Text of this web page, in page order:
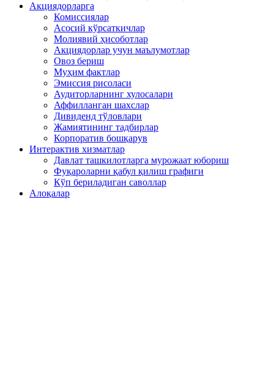
Акциядорларга
Комиссиялар
Асосий кўрсаткичлар
Молиявий ҳисоботлар
Акциядорлар учун маълумотлар
Овоз бериш
Муҳим фактлар
Эмиссия рисоласи
Аудиторларнинг хулосалари
Аффилланган шахслар
Дивиденд тўловлари
Жамиятининг тадбирлар
Корпоратив бошқарув
Интерактив хизматлар
Давлат ташкилотларга мурожаат юбориш
Фуқароларни қабул қилиш графиги
Кўп бериладиган саволлар
Алоқалар